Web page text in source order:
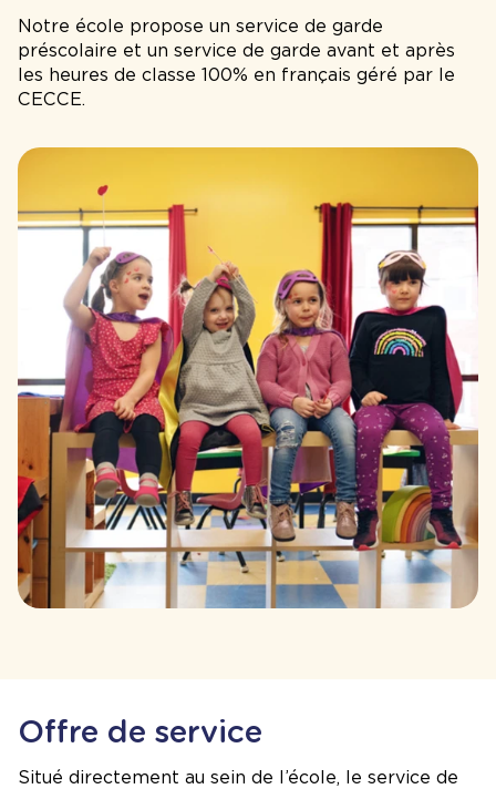
Notre école propose un service de garde
préscolaire et un service de garde avant et après
les heures de classe 100% en français géré par le
CECCE.
Offre de service
Situé directement au sein de l’école, le service de